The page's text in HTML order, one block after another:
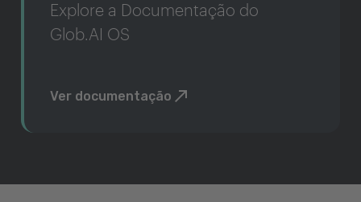
Explore a Documentação do
Glob.AI OS
Ver documentação